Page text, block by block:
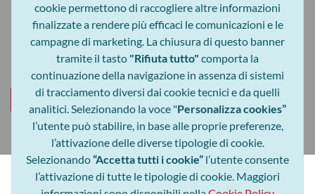
Contratto Quadro di tipo
Negoziazione Istituito
per le Amministrazioni pubbliche locali e
per la Sanità
Vai al sito
cookie permettono di raccogliere altre informazioni
finalizzate a rendere più efficaci le comunicazioni e le
campagne di marketing. La chiusura di questo banner
tramite il tasto "Rifiuta tutto" comporta la
continuazione della navigazione in assenza di sistemi
di tracciamento diversi dai cookie tecnici e da quelli
analitici. Selezionando la voce "Personalizza cookies”
l’utente può stabilire, in base alle proprie preferenze,
l’attivazione delle diverse tipologie di cookie.
Selezionando“Accetta tutti i cookie” l’utente consente
l’attivazione di tutte le tipologie di cookie. Maggiori
Privacy